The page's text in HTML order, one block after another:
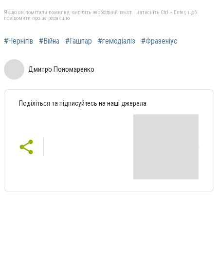
Якщо ви помітили помилку, виділіть необхідний текст і натисніть Ctrl + Enter, щоб
повідомити про це редакцію
#Чернігів #Війна #Гашпар #гемодіаліз #Фразеніус
Дмитро Пономаренко
Поділіться та підписуйтесь на наші джерела